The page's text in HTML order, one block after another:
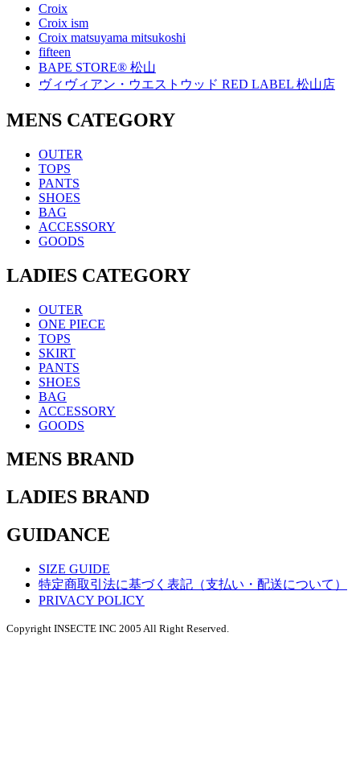
Croix
Croix ism
Croix matsuyama mitsukoshi
fifteen
BAPE STORE® 松山
ヴィヴィアン・ウエストウッド RED LABEL 松山店
MENS CATEGORY
OUTER
TOPS
PANTS
SHOES
BAG
ACCESSORY
GOODS
LADIES CATEGORY
OUTER
ONE PIECE
TOPS
SKIRT
PANTS
SHOES
BAG
ACCESSORY
GOODS
MENS BRAND
LADIES BRAND
GUIDANCE
SIZE GUIDE
特定商取引法に基づく表記（支払い・配送について）
PRIVACY POLICY
Copyright INSECTE INC 2005 All Right Reserved.